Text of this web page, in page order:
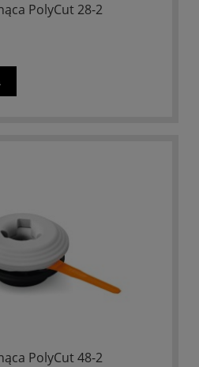
PolyCut 28-2
PolyCut 48-2